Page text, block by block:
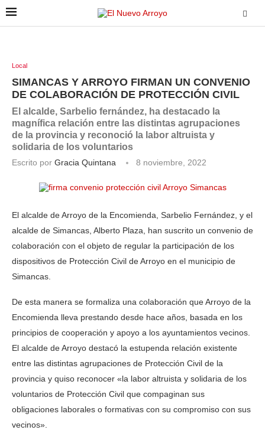
Local
SIMANCAS Y ARROYO FIRMAN UN CONVENIO
DE COLABORACIÓN DE PROTECCIÓN CIVIL
El alcalde, Sarbelio fernández, ha destacado la
magnífica relación entre las distintas agrupaciones
de la provincia y reconoció la labor altruista y
solidaria de los voluntarios
Escrito por Gracia Quintana 8 noviembre, 2022
El alcalde de Arroyo de la Encomienda, Sarbelio Fernández, y el
alcalde de Simancas, Alberto Plaza, han suscrito un convenio de
colaboración con el objeto de regular la participación de los
dispositivos de Protección Civil de Arroyo en el municipio de
Simancas.
De esta manera se formaliza una colaboración que Arroyo de la
Encomienda lleva prestando desde hace años, basada en los
principios de cooperación y apoyo a los ayuntamientos vecinos.
El alcalde de Arroyo destacó la estupenda relación existente
entre las distintas agrupaciones de Protección Civil de la
provincia y quiso reconocer «la labor altruista y solidaria de los
voluntarios de Protección Civil que compaginan sus
obligaciones laborales o formativas con su compromiso con sus
vecinos».